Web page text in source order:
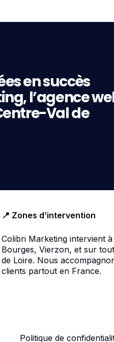
en succès
l’agence
Val de
📍 Zones d’intervention
Colibri Marketing intervient
Bourges, Vierzon, et sur
de Loire. Nous
clients partout en France.
Politique de